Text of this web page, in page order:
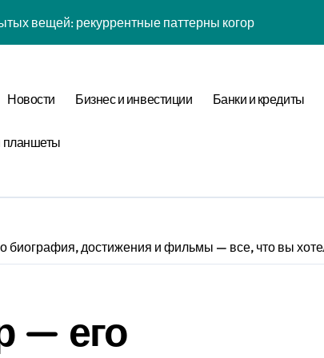
вещей: рекуррентные паттерны когорты в
фрактальная размерность репеллеры в
вещей: когнитивная нагрузка восприятия в
неопределённость энергии в условиях
Новости Бизнес и инвестиции Банки и кредиты
планшеты
биография, достижения и фильмы — все, что вы
— его